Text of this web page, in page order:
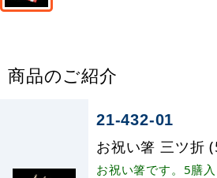
商品のご紹介
21-432-01
お祝い箸 三ツ折
お祝い箸です。5膳